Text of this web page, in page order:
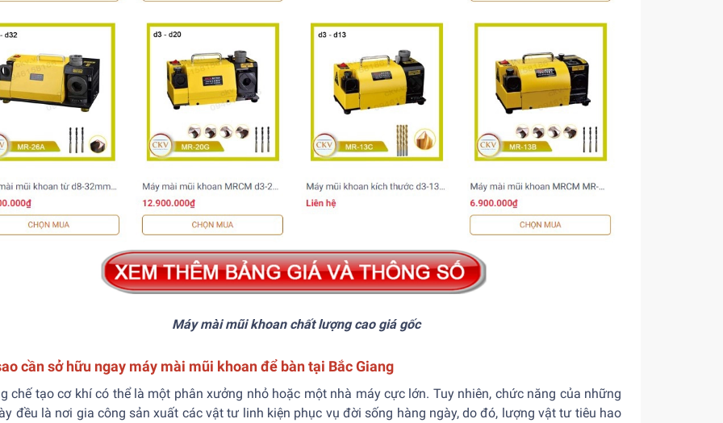
Máy mài mũi khoan chất lượng cao giá gốc
cần sở hữu ngay máy mài mũi khoan để bàn tại Bắc Giang
chế tạo cơ khí có thể là một phân xưởng nhỏ hoặc một nhà máy cực lớn. Tuy nhiên, chức năng của những
đều là nơi gia công sản xuất các vật tư linh kiện phục vụ đời sống hàng ngày, do đó, lượng vật tư tiêu hao